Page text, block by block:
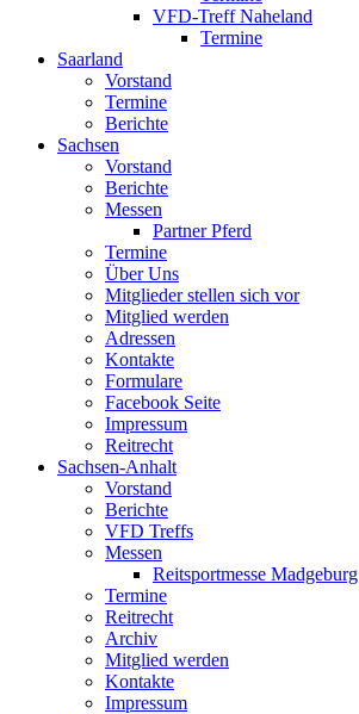
VFD-Treff Naheland
Termine
Saarland
Vorstand
Termine
Berichte
Sachsen
Vorstand
Berichte
Messen
Partner Pferd
Termine
Über Uns
Mitglieder stellen sich vor
Mitglied werden
Adressen
Kontakte
Formulare
Facebook Seite
Impressum
Reitrecht
Sachsen-Anhalt
Vorstand
Berichte
VFD Treffs
Messen
Reitsportmesse Madgeburg
Termine
Reitrecht
Archiv
Mitglied werden
Kontakte
Impressum